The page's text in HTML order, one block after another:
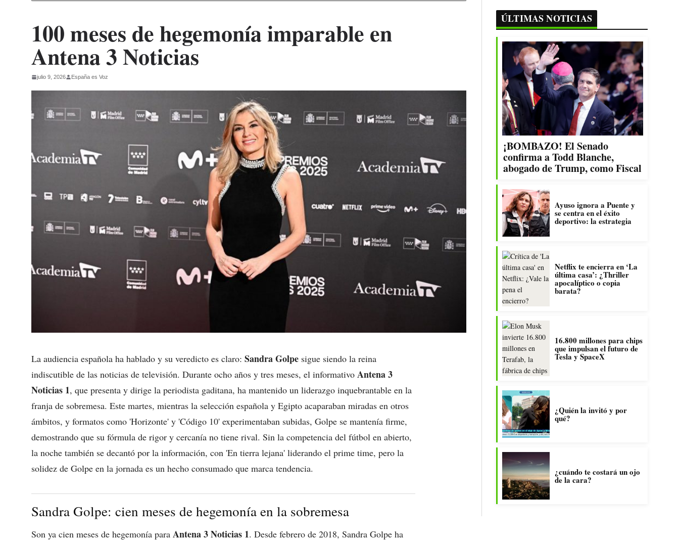
100 meses de hegemonía imparable en
Antena 3 Noticias
julio 9, 2026 España es Voz
La audiencia española ha hablado y su veredicto es claro: Sandra Golpe sigue siendo la reina
indiscutible de las noticias de televisión. Durante ocho años y tres meses, el informativo Antena 3
Noticias 1, que presenta y dirige la periodista gaditana, ha mantenido un liderazgo inquebrantable en la
franja de sobremesa. Este martes, mientras la selección española y Egipto acaparaban miradas en otros
ámbitos, y formatos como 'Horizonte' y 'Código 10' experimentaban subidas, Golpe se mantenía firme,
demostrando que su fórmula de rigor y cercanía no tiene rival. Sin la competencia del fútbol en abierto,
la noche también se decantó por la información, con 'En tierra lejana' liderando el prime time, pero la
solidez de Golpe en la jornada es un hecho consumado que marca tendencia.
Sandra Golpe: cien meses de hegemonía en la sobremesa
Son ya cien meses de hegemonía para Antena 3 Noticias 1. Desde febrero de 2018, Sandra Golpe ha
ÚLTIMAS NOTICIAS
¡BOMBAZO! El Senado
confirma a Todd Blanche,
abogado de Trump, como Fiscal
Ayuso ignora a Puente y
se centra en el éxito
deportivo: la estrategia
Netflix te encierra en ‘La
última casa’: ¿Thriller
apocalíptico o copia
barata?
16.800 millones para chips
que impulsan el futuro de
Tesla y SpaceX
¿Quién la invitó y por
qué?
¿cuándo te costará un ojo
de la cara?